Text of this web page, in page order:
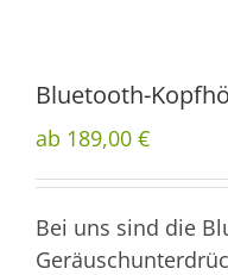
Bluetooth-
ab 189,00 €
Bei uns sind die